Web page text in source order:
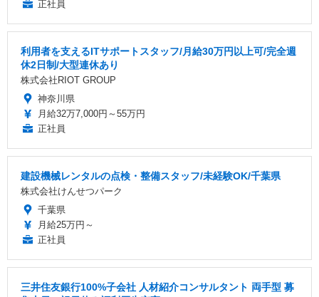
正社員
利用者を支えるITサポートスタッフ/月給30万円以上可/完全週
休2日制/大型連休あり
株式会社RIOT GROUP
神奈川県
月給32万7,000円～55万円
正社員
建設機械レンタルの点検・整備スタッフ/未経験OK/千葉県
株式会社けんせつパーク
千葉県
月給25万円～
正社員
三井住友銀行100%子会社 人材紹介コンサルタント 両手型 募